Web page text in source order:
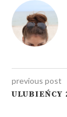
previous post
ULUBIEŃCY